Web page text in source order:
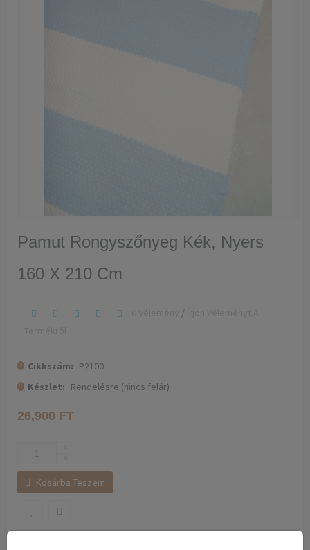
Pamut Rongyszőnyeg Kék, Nyers
160 X 210 Cm
/
Cikkszám: P2100
Készlet: Rendelésre (nincs felár)
26,900 FT
Kosárba Teszem